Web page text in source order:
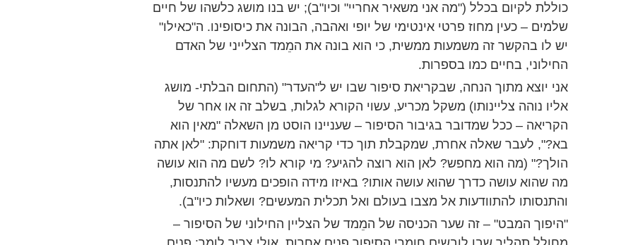
כוללת לקיום בכלל ("מה אני משאיר אחריי" וכיו"ב); יש בנו מושג כלשהו של חיים
שלמים – כעין מחוז פרטי אינטימי של יופי ואהבה, הבונה את כיסופינו. ה"כאילו"
יש לו בהקשר זה משמעות ממשית, כי הוא בונה את המֵמד הצלייני של האדם
החילוני, בחיים כמו בספרות.
אני יוצא מתוך הנחה, שבקריאת סיפור שבו יש ל"העדר" (התחום הבלתי- מושג
אליו נוהה צליינותו) משקל מכריע, עשוי הקורא לגלות, בשלב זה או אחר של
הקריאה – ככל שמדובר בגיבור הסיפור – שעניינו הוסט מן השאלה "מאין הוא
בא?", לעבר שאלה אחרת, שמקבלת תוך כדי קריאה משמעות דוחקת: "לאן אתה
הולך?" (מה הוא מחפש? לאן הוא רוצה להגיע? מי קורא לו? לשם מה הוא עושה
מה שהוא עושה כדרך שהוא עושה אותו? באיזו מידה הופכים מעשיו להתנסות,
והתנסותו להתוודעות אל מצבו בעולם ואל תכלית המעשים? ושאלות כיו"ב).
"היפוך המבט" – זה שער הכניסה של המֵמד של הצליין החילוני של הסיפור –